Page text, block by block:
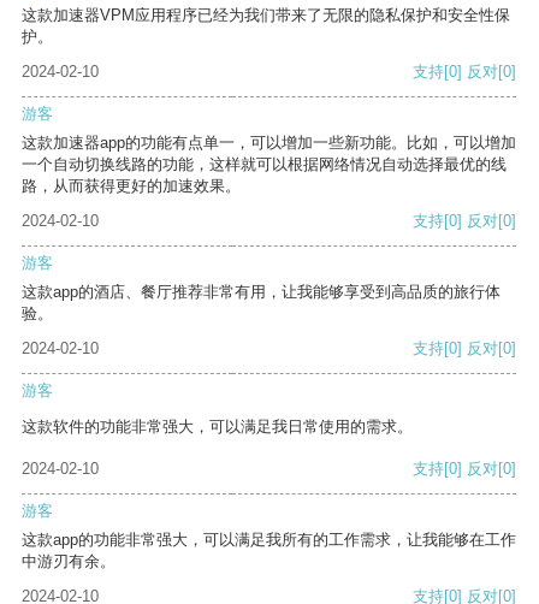
这款加速器VPM应用程序已经为我们带来了无限的隐私保护和安全性保
护。
2024-02-10
支持[0] 反对[0]
游客
这款加速器app的功能有点单一，可以增加一些新功能。比如，可以增加
一个自动切换线路的功能，这样就可以根据网络情况自动选择最优的线
路，从而获得更好的加速效果。
2024-02-10
支持[0] 反对[0]
游客
这款app的酒店、餐厅推荐非常有用，让我能够享受到高品质的旅行体
验。
2024-02-10
支持[0] 反对[0]
游客
这款软件的功能非常强大，可以满足我日常使用的需求。
2024-02-10 支持[0] 反对[0]
游客
这款app的功能非常强大，可以满足我所有的工作需求，让我能够在工作
中游刃有余。
2024-02-10
支持[0] 反对[0]